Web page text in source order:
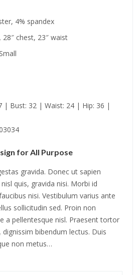
4% spandex
chest, 23″ waist
| Bust: 32 | Waist: 24 | Hip: 36 |
for All Purpose
gravida. Donec ut sapien
quis, gravida nisi. Morbi id
nisi. Vestibulum varius ante
sollicitudin sed. Proin non
a pellentesque nisl. Praesent tortor
bibendum lectus. Duis
non metus…